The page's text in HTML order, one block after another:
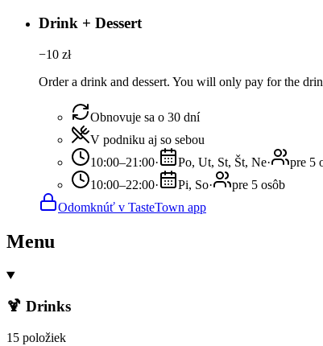
Drink + Dessert
−10 zł
Order a drink and dessert. You will only pay for the
Obnovuje sa o 30 dní
V podniku aj so sebou
10:00–21:00· Po, Ut, St, Št, Ne·
pre 5
10:00–22:00· Pi, So·
pre 5 osôb
Odomknúť v TasteTown app
Menu
🍹 Drinks
15 položiek